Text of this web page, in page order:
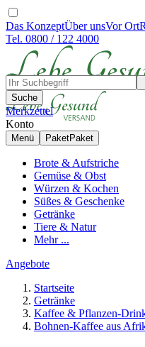
Das KonzeptÜber unsVor Ort
Tel. 0800 / 122 4000
Suche
Merkzettel
Konto
Menü PaketPaket
Brote & Aufstriche
Gemüse & Obst
Würzen & Kochen
Süßes & Geschenke
Getränke
Tiere & Natur
Mehr ...
Angebote
Startseite
Getränke
Kaffee & Pflanzen-
Bohnen-Kaffee aus